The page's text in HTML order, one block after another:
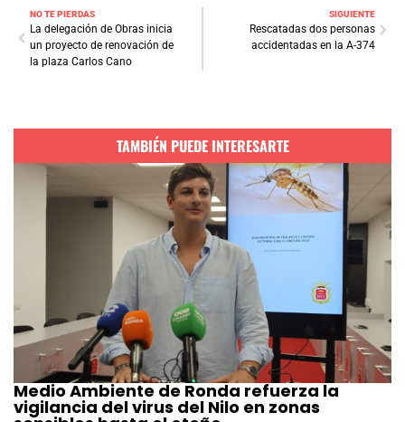
NO TE PIERDAS
La delegación de Obras inicia
un proyecto de renovación de
la plaza Carlos Cano
SIGUIENTE
Rescatadas dos personas
accidentadas en la A-374
TAMBIÉN PUEDE INTERESARTE
Medio Ambiente de Ronda refuerza la
vigilancia del virus del Nilo en zonas